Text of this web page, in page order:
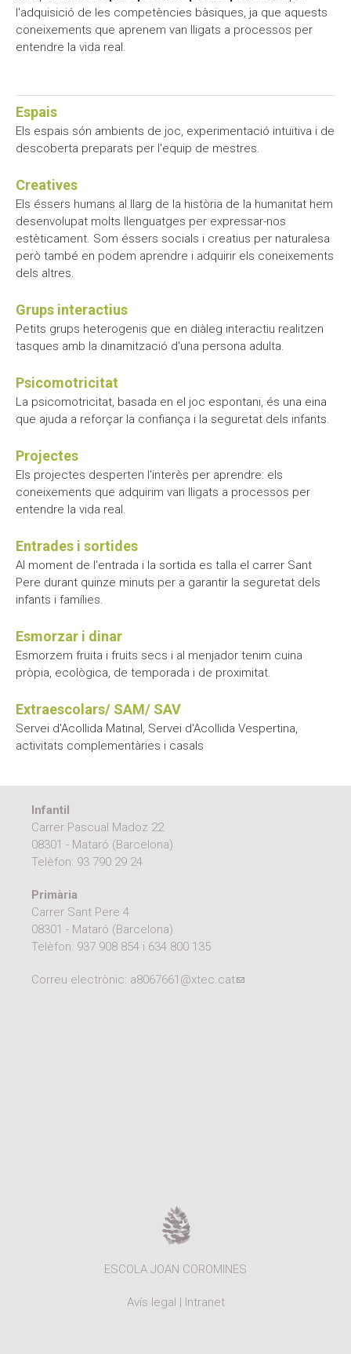
l'adquisició de les competències bàsiques, ja que aquests
coneixements que aprenem van lligats a processos per
entendre la vida real.
Espais
Els espais són ambients de joc, experimentació intuïtiva i de
descoberta preparats per l'equip de mestres.
Creatives
Els éssers humans al llarg de la història de la humanitat hem
desenvolupat molts llenguatges per expressar-nos
estèticament. Som éssers socials i creatius per naturalesa
però també en podem aprendre i adquirir els coneixements
dels altres.
Grups interactius
Petits grups heterogenis que en diàleg interactiu realitzen
tasques amb la dinamització d'una persona adulta.
Psicomotricitat
La psicomotricitat, basada en el joc espontani, és una eina
que ajuda a reforçar la confiança i la seguretat dels infants.
Projectes
Els projectes desperten l'interès per aprendre: els
coneixements que adquirim van lligats a processos per
entendre la vida real.
Entrades i sortides
Al moment de l'entrada i la sortida es talla el carrer Sant
Pere durant quinze minuts per a garantir la seguretat dels
infants i famílies.
Esmorzar i dinar
Esmorzem fruita i fruits secs i al menjador tenim cuina
pròpia, ecològica, de temporada i de proximitat.
Extraescolars/ SAM/ SAV
Servei d'Acollida Matinal, Servei d'Acollida Vespertina,
activitats complementàries i casals
Infantil
Carrer Pascual Madoz 22
08301 - Mataró (Barcelona)
Telèfon: 93 790 29 24
Primària
Carrer Sant Pere 4
08301 - Mataró (Barcelona)
Telèfon: 937 908 854 i 634 800 135
Correu electrònic: a8067661@xtec.cat(link sends e-mail)
ESCOLA JOAN COROMINES
Avís legal | Intranet